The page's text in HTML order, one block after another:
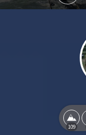
109